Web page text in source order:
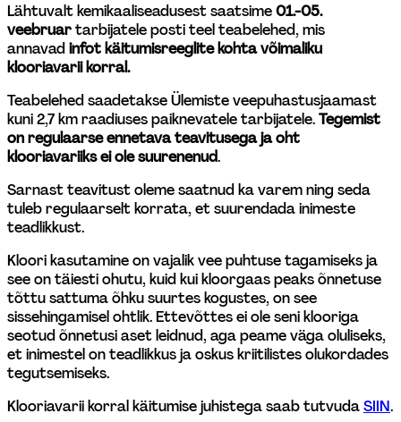
Lähtuvalt kemikaaliseadusest saatsime 01.-05.
veebruar tarbijatele posti teel teabelehed, mis
annavad infot käitumisreeglite kohta võimaliku
klooriavarii korral.
Teabelehed saadetakse Ülemiste veepuhastusjaamast
kuni 2,7 km raadiuses paiknevatele tarbijatele. Tegemist
on regulaarse ennetava teavitusega ja oht
klooriavariiks ei ole suurenenud.
Sarnast teavitust oleme saatnud ka varem ning seda
tuleb regulaarselt korrata, et suurendada inimeste
teadlikkust.
Kloori kasutamine on vajalik vee puhtuse tagamiseks ja
see on täiesti ohutu, kuid kui kloorgaas peaks õnnetuse
tõttu sattuma õhku suurtes kogustes, on see
sissehingamisel ohtlik. Ettevõttes ei ole seni klooriga
seotud õnnetusi aset leidnud, aga peame väga oluliseks,
et inimestel on teadlikkus ja oskus kriitilistes olukordades
tegutsemiseks.
Klooriavarii korral käitumise juhistega saab tutvuda SIIN.